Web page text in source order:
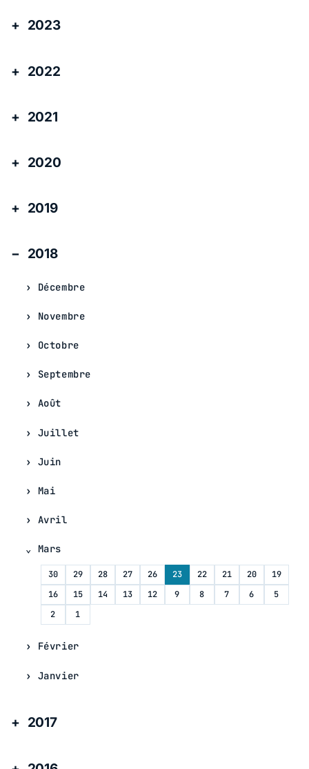
2023
2022
2021
2020
2019
2018
Décembre
Novembre
Octobre
Septembre
Août
Juillet
Juin
Mai
Avril
Mars
30 29 28 27 26 23 22 21 20
19
16
15 14 13 12 9 8 7 6
5
2
1
Février
Janvier
2017